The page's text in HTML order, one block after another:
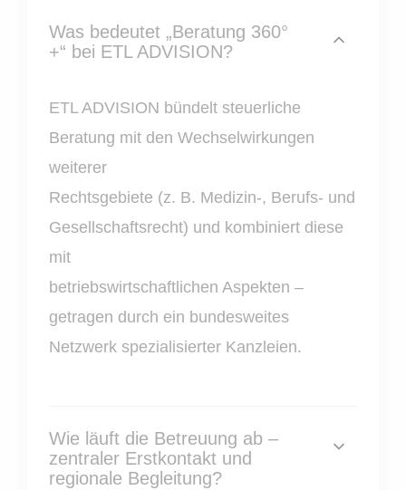
Was bedeutet „Beratung 360°
+“ bei ETL ADVISION?
ETL ADVISION bündelt steuerliche
Beratung mit den Wechselwirkungen
weiterer
Rechtsgebiete (z. B. Medizin-, Berufs- und
Gesellschaftsrecht) und kombiniert diese
mit
betriebswirtschaftlichen Aspekten –
getragen durch ein bundesweites
Netzwerk spezialisierter Kanzleien.
Wie läuft die Betreuung ab –
zentraler Erstkontakt und
regionale Begleitung?